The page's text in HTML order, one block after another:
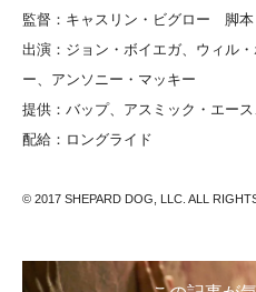
監督：キャスリン・ビグロー 脚
出演：ジョン・ボイエガ、ウィル
ー、アンソニー・マッキー
提供：バップ、アスミック・エー
配給：ロングライド
© 2017 SHEPARD DOG, LLC. ALL